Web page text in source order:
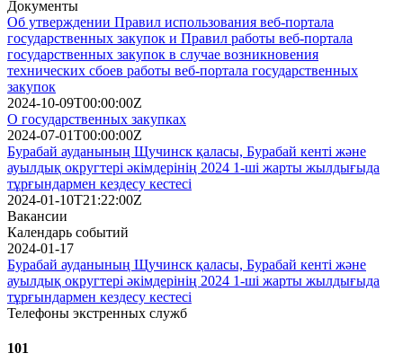
Документы
Об утверждении Правил использования веб-портала
государственных закупок и Правил работы веб-портала
государственных закупок в случае возникновения
технических сбоев работы веб-портала государственных
закупок
2024-10-09T00:00:00Z
О государственных закупках
2024-07-01T00:00:00Z
Бурабай ауданының Щучинск қаласы, Бурабай кенті және
ауылдық округтері әкімдерінің 2024 1-ші жарты жылдығыда
тұрғындармен кездесу кестесі
2024-01-10T21:22:00Z
Вакансии
Календарь событий
2024-01-17
Бурабай ауданының Щучинск қаласы, Бурабай кенті және
ауылдық округтері әкімдерінің 2024 1-ші жарты жылдығыда
тұрғындармен кездесу кестесі
Телефоны экстренных служб
101